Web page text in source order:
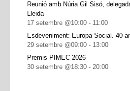
Reunió amb Núria Gil Sisó,
Lleida
17 setembre @10:00 - 11:00
Esdeveniment: Europa Social. 40
29 setembre @09:00 - 13:00
Premis PIMEC 2026
30 setembre @18:30 - 20:00